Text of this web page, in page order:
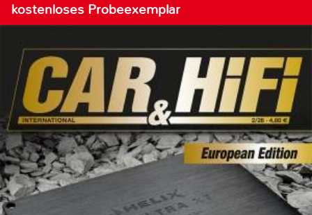
kostenloses Probeexemplar